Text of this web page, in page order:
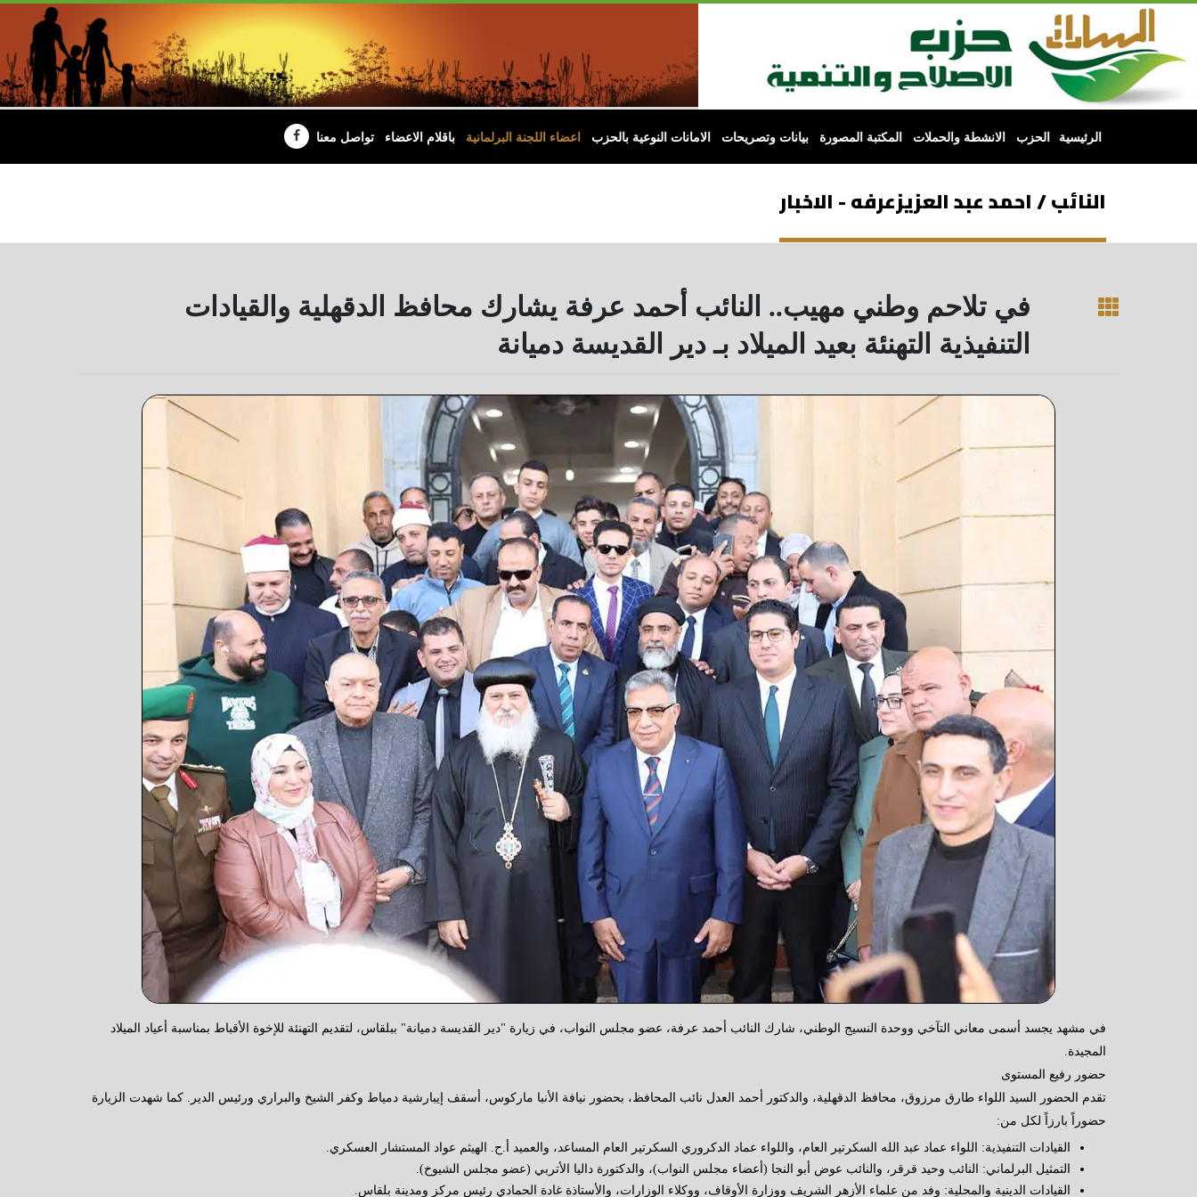
الرئيسية الحزب الانشطة والحملات المكتبة المصورة بيانات وتصريحات الامانات النوعية بالحزب اعضاء اللجنة البرلمانية باقلام الاعضاء تواصل معنا
النائب / احمد عبد العزيزعرفه - الاخبار
في تلاحم وطني مهيب.. النائب أحمد عرفة يشارك محافظ الدقهلية والقيادات
التنفيذية التهنئة بعيد الميلاد بـ دير القديسة دميانة
في مشهد يجسد أسمى معاني التآخي ووحدة النسيج الوطني، شارك النائب أحمد عرفة، عضو مجلس النواب، في زيارة "دير القديسة دميانة" ببلقاس، لتقديم التهنئة للإخوة الأقباط بمناسبة أعياد الميلاد
المجيدة.
حضور رفيع المستوى
تقدم الحضور السيد اللواء طارق مرزوق، محافظ الدقهلية، والدكتور أحمد العدل نائب المحافظ، بحضور نيافة الأنبا ماركوس، أسقف إيبارشية دمياط وكفر الشيخ والبراري ورئيس الدير. كما شهدت الزيارة
حضوراً بارزاً لكل من:
القيادات التنفيذية: اللواء عماد عبد الله السكرتير العام، واللواء عماد الدكروري السكرتير العام المساعد، والعميد أ.ح. الهيثم عواد المستشار العسكري.
التمثيل البرلماني: النائب وحيد قرقر، والنائب عوض أبو النجا (أعضاء مجلس النواب)، والدكتورة داليا الأتربي (عضو مجلس الشيوخ).
القيادات الدينية والمحلية: وفد من علماء الأزهر الشريف ووزارة الأوقاف، ووكلاء الوزارات، والأستاذة غادة الحمادي رئيس مركز ومدينة بلقاس.